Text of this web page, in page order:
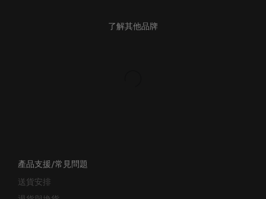
送貨安排
退貨與換貨